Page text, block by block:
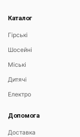
Каталог
Гірські
Шосейні
Міські
Дитячі
Електро
Допомога
Доставка